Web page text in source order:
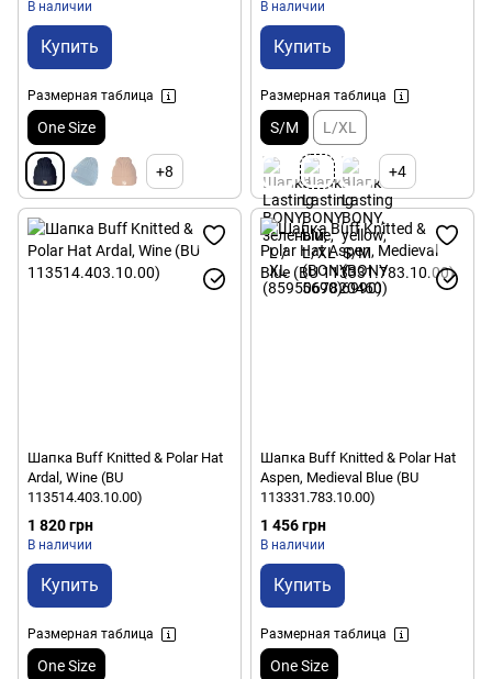
В наличии
Купить
Размерная таблица
One Size
+8
В наличии
Купить
Размерная таблица
S/M L/XL
+4
Шапка Buff Knitted & Polar Hat
Ardal, Wine (BU
113514.403.10.00)
1 820 грн
В наличии
Купить
Размерная таблица
One Size
Шапка Buff Knitted & Polar Hat
Aspen, Medieval Blue (BU
113331.783.10.00)
1 456 грн
В наличии
Купить
Размерная таблица
One Size